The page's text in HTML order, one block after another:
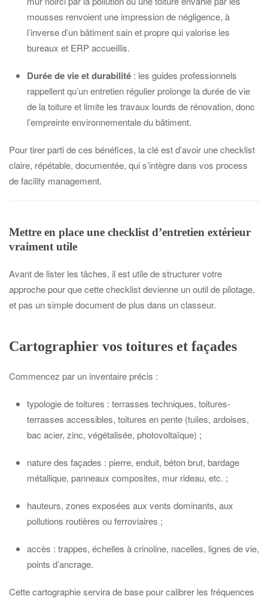
mousses renvoient une impression de négligence, à
l’inverse d’un bâtiment sain et propre qui valorise les
bureaux et ERP accueillis.
Durée de vie et durabilité : les guides professionnels
rappellent qu’un entretien régulier prolonge la durée de vie
de la toiture et limite les travaux lourds de rénovation, donc
l’empreinte environnementale du bâtiment.
Pour tirer parti de ces bénéfices, la clé est d’avoir une checklist
claire, répétable, documentée, qui s’intègre dans vos process
de facility management.
Mettre en place une checklist d’entretien extérieur
vraiment utile
Avant de lister les tâches, il est utile de structurer votre
approche pour que cette checklist devienne un outil de pilotage,
et pas un simple document de plus dans un classeur.
Cartographier vos toitures et façades
Commencez par un inventaire précis :
typologie de toitures : terrasses techniques, toitures-
terrasses accessibles, toitures en pente (tuiles, ardoises,
bac acier, zinc, végétalisée, photovoltaïque) ;
nature des façades : pierre, enduit, béton brut, bardage
métallique, panneaux composites, mur rideau, etc. ;
hauteurs, zones exposées aux vents dominants, aux
pollutions routières ou ferroviaires ;
accès : trappes, échelles à crinoline, nacelles, lignes de vie,
points d’ancrage.
Cette cartographie servira de base pour calibrer les fréquences